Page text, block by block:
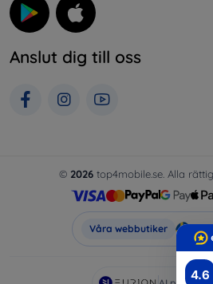
4.6
Anslut dig till oss
© 2026 top4mobile.se. Alla
Våra webbutiker